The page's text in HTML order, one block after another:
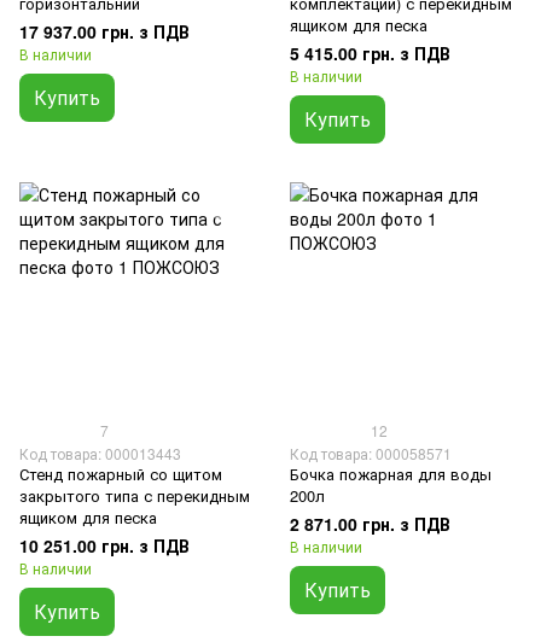
17 937.00 грн. з ПДВ
В наличии
Купить
ящиком для песка
5 415.00 грн. з ПДВ
В наличии
Купить
7
Код товара: 000013443
Стенд пожарный со щитом
закрытого типа с перекидным
ящиком для песка
10 251.00 грн. з ПДВ
В наличии
Купить
12
Код товара: 000058571
Бочка пожарная для воды
200л
2 871.00 грн. з ПДВ
В наличии
Купить